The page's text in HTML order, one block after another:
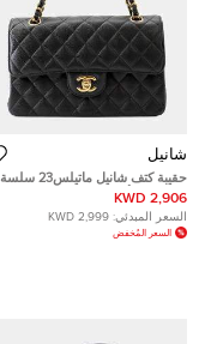
شانيل
حقيبة كتف شانيل ماتيلس23 سلسة
جلد كافيار أسود
2,906 KWD
السعر المبدئي: 2,999 KWD
السعر المُخفض